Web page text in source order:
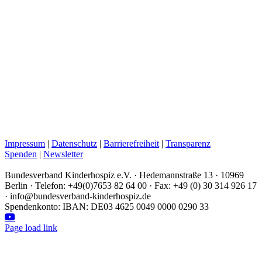
Impressum | Datenschutz | Barrierefreiheit | Transparenz
Spenden | Newsletter
Bundesverband Kinderhospiz e.V. · Hedemannstraße 13 · 10969
Berlin · Telefon: +49(0)7653 82 64 00 · Fax: +49 (0) 30 314 926 17
· info@bundesverband-kinderhospiz.de
Spendenkonto: IBAN: DE03 4625 0049 0000 0290 33
Facebook
Instagram
LinkedIn
YouTube
Page load link